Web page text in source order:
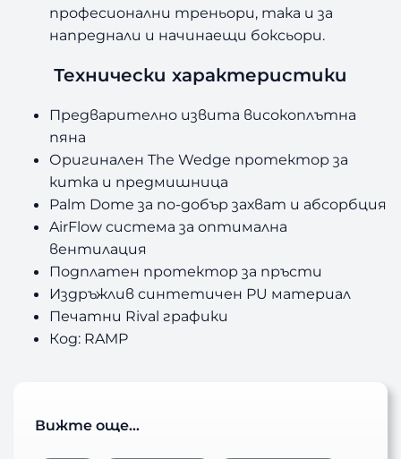
професионални треньори, така и за
напреднали и начинаещи боксьори.
Технически характеристики
Предварително извита високоплътна
пяна
Оригинален The Wedge протектор за
китка и предмишница
Palm Dome за по-добър захват и абсорбция
AirFlow система за оптимална
вентилация
Подплатен протектор за пръсти
Издръжлив синтетичен PU материал
Печатни Rival графики
Код: RAMP
Вижте още…